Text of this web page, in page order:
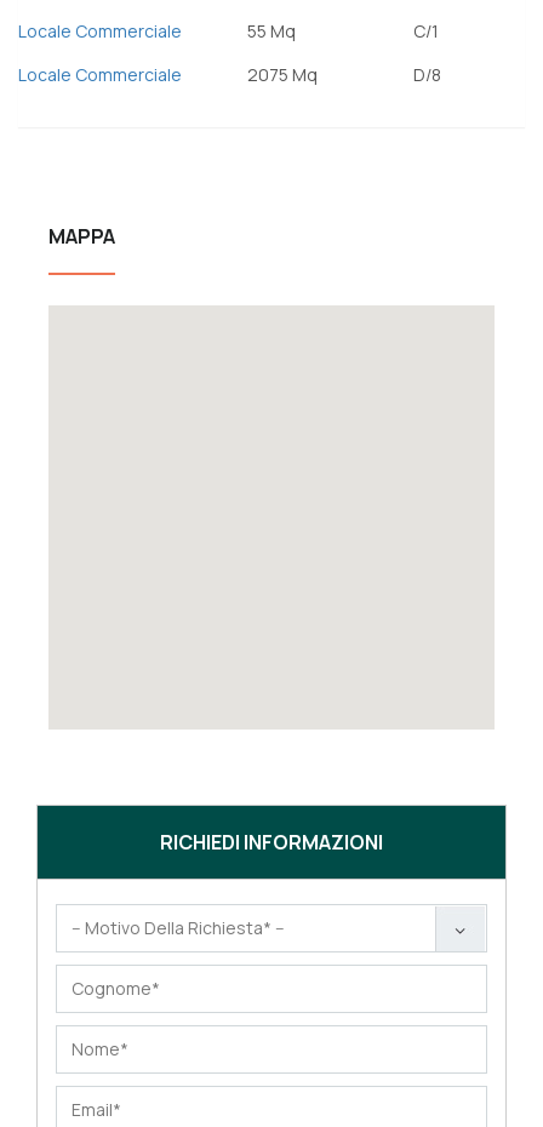
Locale Commerciale
55 Mq
C/1
Locale Commerciale
2075 Mq D/8
MAPPA
RICHIEDI INFORMAZIONI